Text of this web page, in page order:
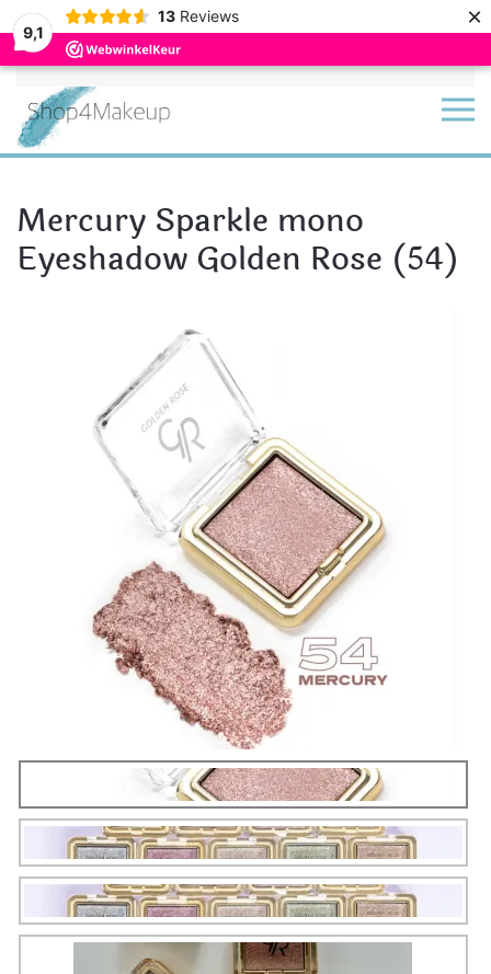
9,1
13 Reviews ×
Terug naar hoofdinhoud
Mercury Sparkle mono
Eyeshadow Golden Rose (54)